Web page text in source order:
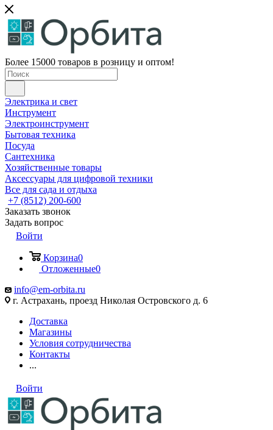
Более 15000 товаров в розницу и оптом!
Электрика и свет
Инструмент
Электроинструмент
Бытовая техника
Посуда
Сантехника
Хозяйственные товары
Аксессуары для цифровой техники
Все для сада и отдыха
+7 (8512) 200-600
Заказать звонок
Задать вопрос
Войти
Корзина0
Отложенные0
info@em-orbita.ru
г. Астрахань, проезд Николая Островского д. 6
Доставка
Магазины
Условия сотрудничества
Контакты
...
Войти